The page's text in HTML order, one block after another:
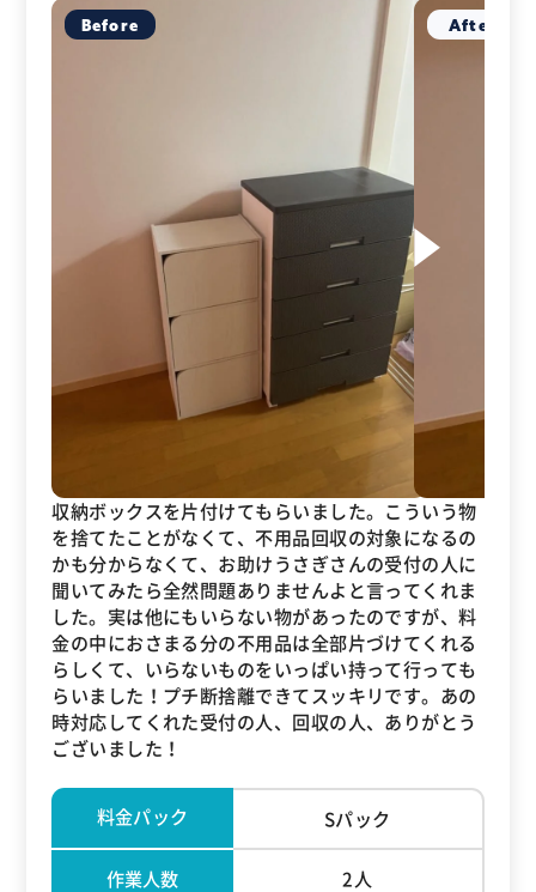
収納ボックスを片付けてもらいました。こういう物
を捨てたことがなくて、不用品回収の対象になるの
かも分からなくて、お助けうさぎさんの受付の人に
聞いてみたら全然問題ありませんよと言ってくれま
した。実は他にもいらない物があったのですが、料
金の中におさまる分の不用品は全部片づけてくれる
らしくて、いらないものをいっぱい持って行っても
らいました！プチ断捨離できてスッキリです。あの
時対応してくれた受付の人、回収の人、ありがとう
ございました！
料金パック Sパック
作業人数 2人